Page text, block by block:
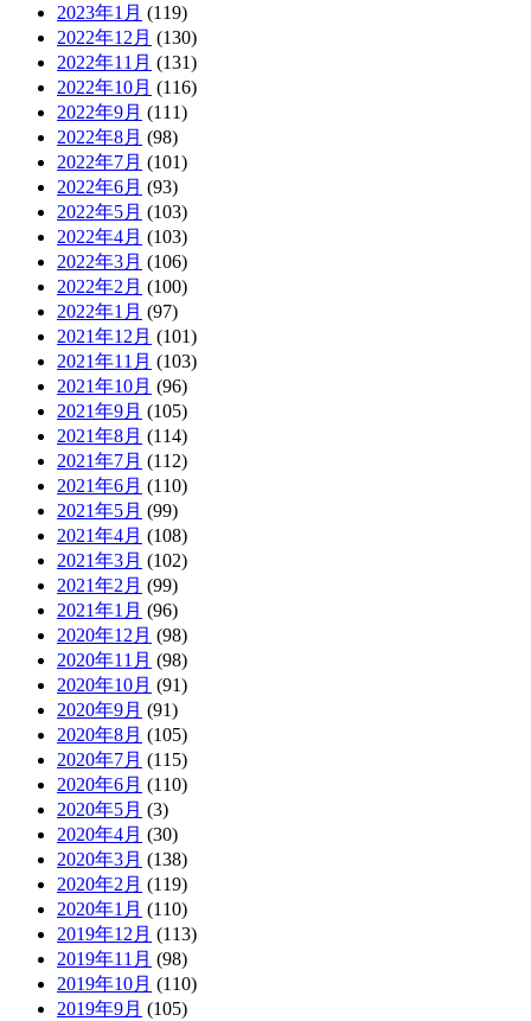
2023年1月 (119)
2022年12月 (130)
2022年11月 (131)
2022年10月 (116)
2022年9月 (111)
2022年8月 (98)
2022年7月 (101)
2022年6月 (93)
2022年5月 (103)
2022年4月 (103)
2022年3月 (106)
2022年2月 (100)
2022年1月 (97)
2021年12月 (101)
2021年11月 (103)
2021年10月 (96)
2021年9月 (105)
2021年8月 (114)
2021年7月 (112)
2021年6月 (110)
2021年5月 (99)
2021年4月 (108)
2021年3月 (102)
2021年2月 (99)
2021年1月 (96)
2020年12月 (98)
2020年11月 (98)
2020年10月 (91)
2020年9月 (91)
2020年8月 (105)
2020年7月 (115)
2020年6月 (110)
2020年5月 (3)
2020年4月 (30)
2020年3月 (138)
2020年2月 (119)
2020年1月 (110)
2019年12月 (113)
2019年11月 (98)
2019年10月 (110)
2019年9月 (105)